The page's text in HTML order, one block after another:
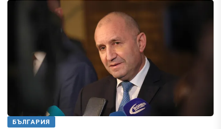
БЪЛГАРИЯ